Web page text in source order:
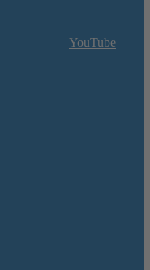
YouTube